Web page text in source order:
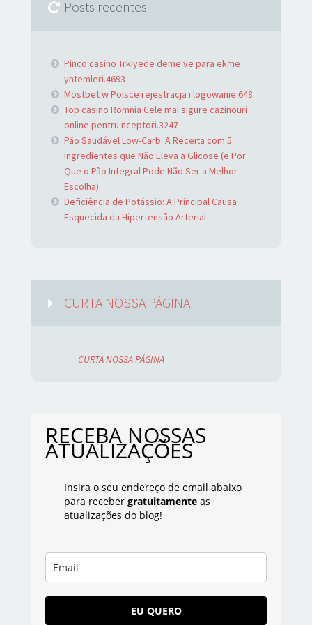
Posts recentes
Pinco casino Trkiyede deme ve para ekme
yntemleri.4693
Mostbet w Polsce rejestracja i logowanie.648
Top casino Romnia Cele mai sigure cazinouri
online pentru nceptori.3247
Pão Saudável Low-Carb: A Receita com 5
Ingredientes que Não Eleva a Glicose (e Por
Que o Pão Integral Pode Não Ser a Melhor
Escolha)
Deficiência de Potássio: A Principal Causa
Esquecida da Hipertensão Arterial
CURTA NOSSA PÁGINA
CURTA NOSSA PÁGINA
RECEBA NOSSAS
ATUALIZAÇÕES
Insira o seu endereço de email abaixo
para receber gratuitamenteas
atualizações do blog!
EU QUERO